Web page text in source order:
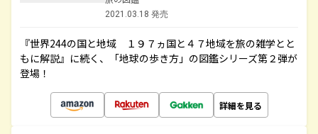
2021.03.18 発売
『世界244の国と地域 １９７ヵ国と４７地域を旅の雑学とと
もに解説』に続く、「地球の歩き方」の図鑑シリーズ第２弾が
登場！
詳細を見る